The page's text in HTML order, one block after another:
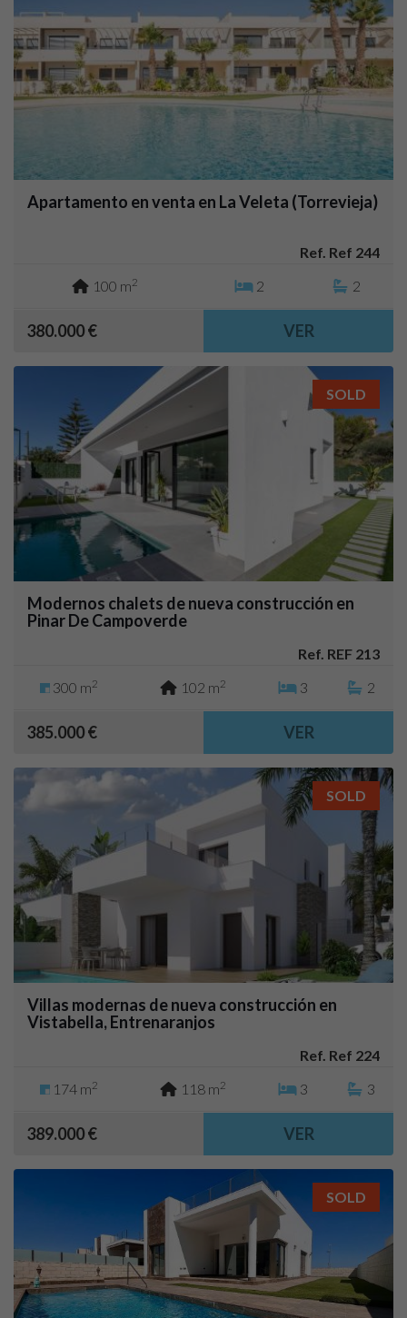
Apartamento en venta en La Veleta (Torrevieja)
Ref. Ref 244
100 m2 2 2
380.000 € VER
SOLD
Modernos chalets de nueva construcción en
Pinar De Campoverde
Ref. REF 213
300 m2 102 m2 3 2
385.000 € VER
SOLD
Villas modernas de nueva construcción en
Vistabella, Entrenaranjos
Ref. Ref 224
174 m2 118 m2 3 3
389.000 € VER
SOLD